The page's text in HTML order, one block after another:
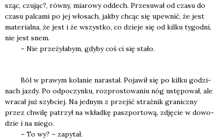
sząc, czu­jąc?, rów­ny, mia­ro­wy oddech. Prze­su­wał od cza­su do
cza­su pal­ca­mi po jej wło­sach, jak­by chcąc się upew­nić, że jest
mate­rial­na, że jest i że wszyst­ko, co dzie­je się od kil­ku tygo­dni,
nie jest snem.
– Nie prze­ży­ła­bym, gdy­by coś ci się sta­ło.
Ból w pra­wym kola­nie nara­stał. Poja­wił się po kil­ku godzi­
nach jaz­dy. Po odpo­czyn­ku, roz­pro­sto­wa­niu nóg ustę­po­wał, ale
wra­cał już szyb­ciej. Na jed­nym z przejść straż­nik gra­nicz­ny
przez chwi­lę patrzył na wkład­kę pasz­por­to­wą, zdję­cie w dowo­
dzie i na nie­go.
– To wy? – zapy­tał.